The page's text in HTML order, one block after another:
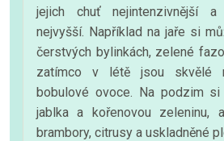
jejich chuť nejintenzivnější a
nejvyšší. Například na jaře si
čerstvých bylinkách, zelené
zatímco v létě jsou skvělé
bobulové ovoce. Na podzim
jablka a kořenovou zeleninu,
brambory, citrusy a uskladněné